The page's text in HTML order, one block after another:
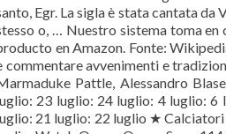
Egr. La sigla è stata cantata
o, … Nuestro sistema toma en
en Amazon. Fonte:
commentare avvenimenti e
Pattle, Alessandro
23 luglio: 24 luglio: 4 luglio:
21 luglio: 22 luglio ★ Calciatori